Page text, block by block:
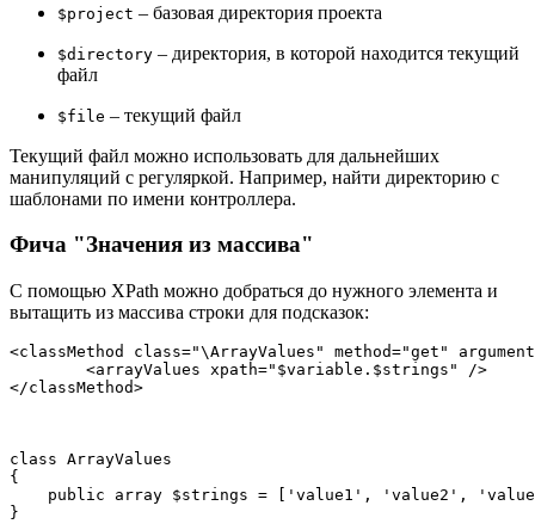
$project – базовая директория проекта
$directory – директория, в которой находится текущий
файл
$file – текущий файл
Текущий файл можно использовать для дальнейших
манипуляций с регуляркой. Например, найти директорию с
шаблонами по имени контроллера.
Фича "Значения из массива"
С помощью XPath можно добраться до нужного элемента и
вытащить из массива строки для подсказок:
<classMethod class="\ArrayValues" method="get"
class ArrayValues
{
public array $strings = ['value1', 'value2',
}